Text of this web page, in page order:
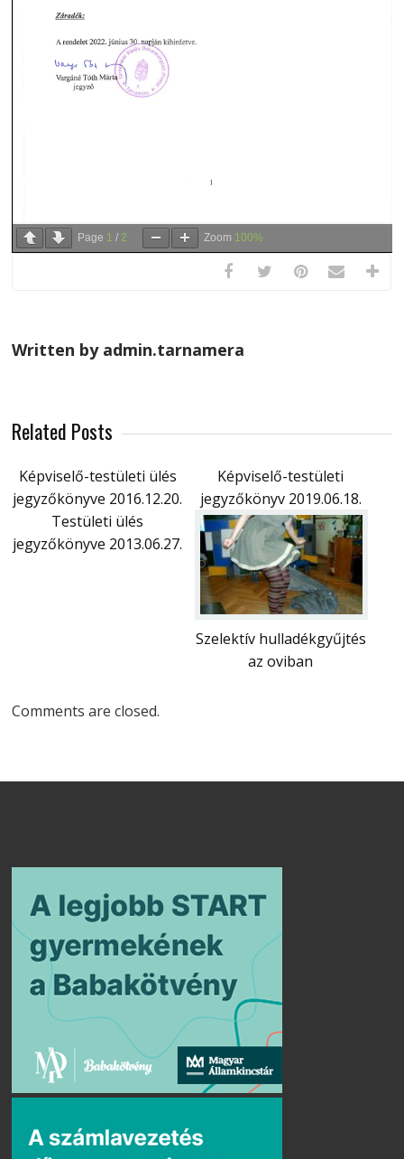
Page 1 / 2 Zoom 100%
Written by admin.tarnamera
Related Posts
Képviselő-testületi ülés
jegyzőkönyve 2016.12.20.
Képviselő-testületi
jegyzőkönyv 2019.06.18.
Testületi ülés
jegyzőkönyve 2013.06.27.
Szelektív hulladékgyűjtés
az oviban
Comments are closed.